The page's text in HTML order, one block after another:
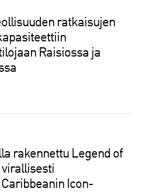
ratkaisujen
Raisiossa ja
rakennettu Legend of
virallisesti
Icon-